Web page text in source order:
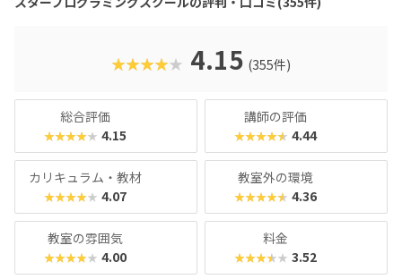
進」事業に採択され、新潟市の小中学校で授業を実施した実
の顔は真剣そのもの。やる気があればどんどん高度なものが
作れるので、のめり込むタイプのお子さんにおすすめの教室
京大学の伊藤謝恩ホールで行われるというから驚き。プログ
ラミングスキルはもちろん、企画書を書いたり、プレゼンを
したりといったスキルもつけることができます。母体は大人
向けのパソコンスクールなので、「ついでに自分もスキルア
ップしてみようかな？」なんてこともできちゃいますよ！
★★★★★ 4.15 (355件)
総合評価
★★★★★ 4.15
講師の評価
★★★★★ 4.44
カリキュラム・教材
★★★★★ 4.07
教室外の環境
★★★★★ 4.36
教室の雰囲気
★★★★★ 4.00
料金
★★★★★ 3.52